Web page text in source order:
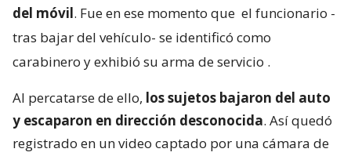
del móvil. Fue en ese momento que el funcionario -
tras bajar del vehículo- se identificó como
carabinero y exhibió su arma de servicio .
Al percatarse de ello, los sujetos bajaron del auto
y escaparon en dirección desconocida. Así quedó
registrado en un video captado por una cámara de